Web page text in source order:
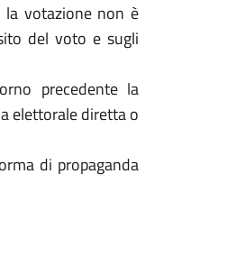
votazione non è
del voto e sugli
precedente la
elettorale diretta o
di propaganda